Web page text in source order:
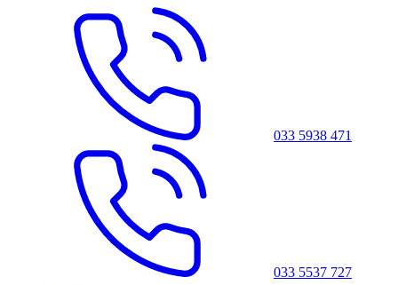
033 5938 471
033 5537 727